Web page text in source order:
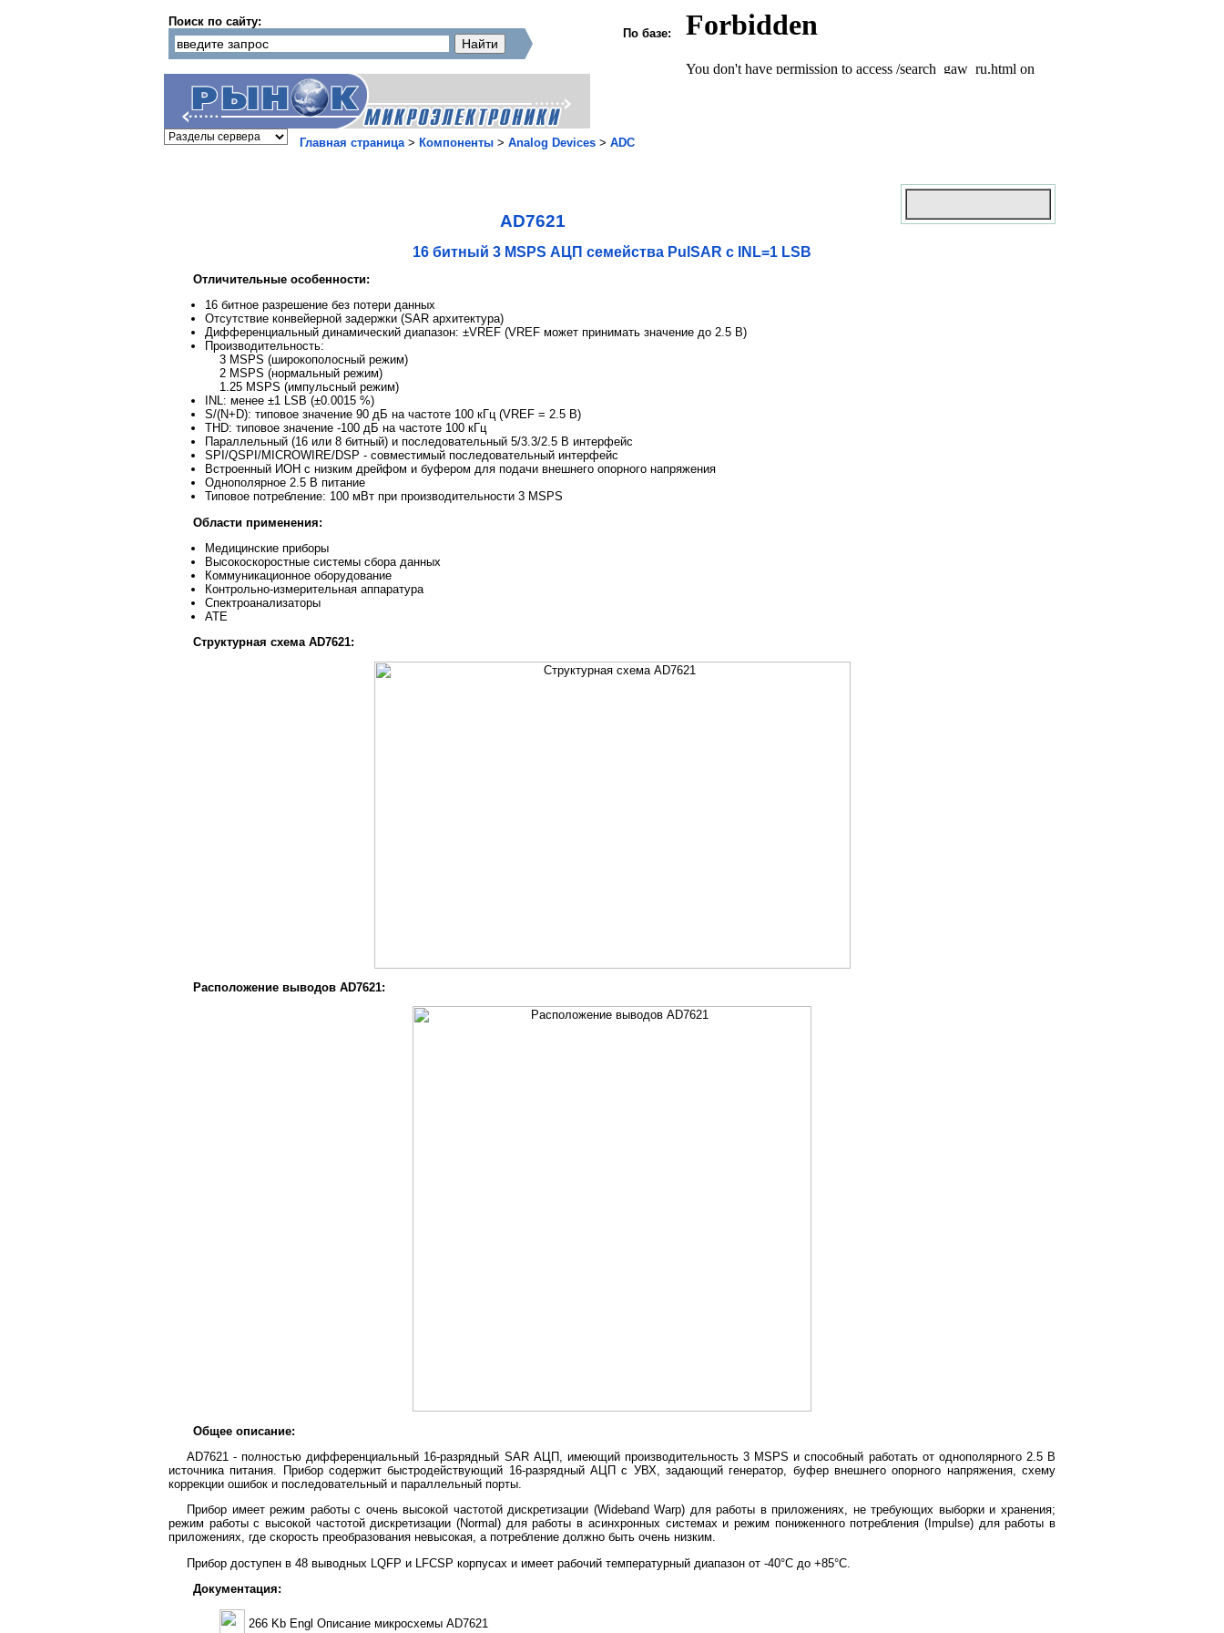
Поиск по сайту:
По базе:
Главная страница> Компоненты > Analog Devices > ADC
AD7621
16 битный 3 MSPS АЦП семейства PulSAR с INL=1 LSB
Отличительные особенности:
16 битное разрешение без потери данных
Отсутствие конвейерной задержки (SAR архитектура)
Дифференциальный динамический диапазон: ±VREF (VREF может принимать значение до 2.5 В)
Производительность:
3 MSPS (широкополосный режим)
2 MSPS (нормальный режим)
1.25 MSPS (импульсный режим)
INL: менее ±1 LSB (±0.0015 %)
S/(N+D): типовое значение 90 дБ на частоте 100 кГц (VREF = 2.5 В)
THD: типовое значение -100 дБ на частоте 100 кГц
Параллельный (16 или 8 битный) и последовательный 5/3.3/2.5 В интерфейс
SPI/QSPI/MICROWIRE/DSP - совместимый последовательный интерфейс
Встроенный ИОН с низким дрейфом и буфером для подачи внешнего опорного напряжения
Однополярное 2.5 В питание
Типовое потребление: 100 мВт при производительности 3 MSPS
Области применения:
Медицинские приборы
Высокоскоростные системы сбора данных
Коммуникационное оборудование
Контрольно-измерительная аппаратура
Спектроанализаторы
ATE
Структурная схема AD7621:
Расположение выводов AD7621:
Общее описание:
AD7621 - полностью дифференциальный 16-разрядный SAR АЦП, имеющий производительность 3 MSPS и способный работать от однополярного 2.5 В
источника питания. Прибор содержит быстродействующий 16-разрядный АЦП с УВХ, задающий генератор, буфер внешнего опорного напряжения, схему
коррекции ошибок и последовательный и параллельный порты.
Прибор имеет режим работы с очень высокой частотой дискретизации (Wideband Warp) для работы в приложениях, не требующих выборки и хранения;
режим работы с высокой частотой дискретизации (Normal) для работы в асинхронных системах и режим пониженного потребления (Impulse) для работы в
приложениях, где скорость преобразования невысокая, а потребление должно быть очень низким.
Прибор доступен в 48 выводных LQFP и LFCSP корпусах и имеет рабочий температурный диапазон от -40°C до +85°C.
Документация:
266 Kb Engl Описание микросхемы AD7621